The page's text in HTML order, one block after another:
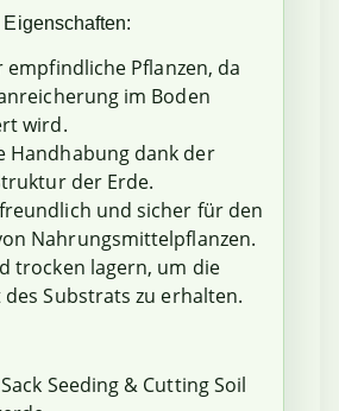
empfindliche Pflanzen, da
im Boden
wird.
Handhabung dank der
der Erde.
und sicher für den
Nahrungsmittelpflanzen.
trocken lagern, um die
Substrats zu erhalten.
Seeding & Cutting Soil